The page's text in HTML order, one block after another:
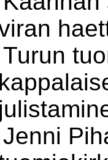
Turun
Jenni